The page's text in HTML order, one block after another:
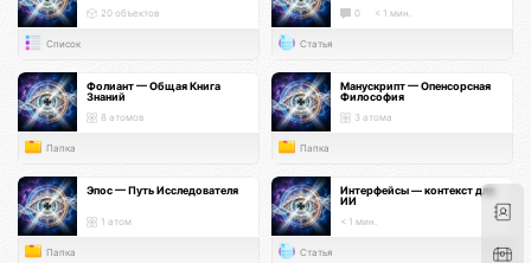
20 объектов
Список
0 < 1 мин.
Статья
Фолиант — Общая Книга
Знаний
8 атомов
Папка
Манускрипт — Опенсорсная
Философия
3 атома
Папка
Эпос — Путь Исследователя
1 атом
Папка
Интерфейсы — контекст для
ИИ
< 1 мин.
Статья